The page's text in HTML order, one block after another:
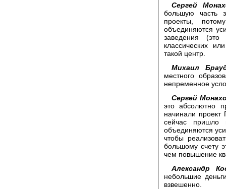
Сергей
большую часть
проекты,
объединяются
заведения
классических
такой центр.
Михаил
местного
непременное
Сергей
это абсолютно
начинали проект
сейчас пришло
объединяются
чтобы
большому счету
чем повышение
Александр
небольшие
взвешенно.